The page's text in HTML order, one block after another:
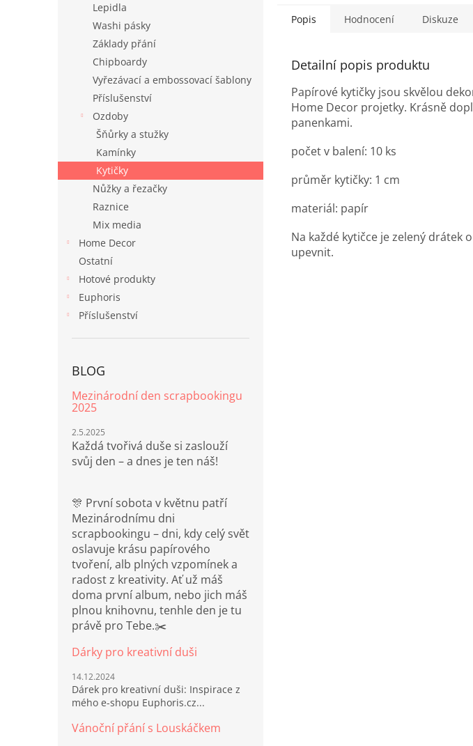
Lepidla
Washi pásky
Základy přání
Chipboardy
Vyřezávací a embossovací šablony
Příslušenství
Ozdoby
Šňůrky a stužky
Kamínky
Kytičky
Nůžky a řezačky
Raznice
Mix media
Home Decor
Ostatní
Hotové produkty
Euphoris
Příslušenství
BLOG
Mezinárodní den scrapbookingu
2025
2.5.2025
Každá tvořivá duše si zaslouží
svůj den – a dnes je ten náš!
🎊 První sobota v květnu patří
Mezinárodnímu dni
scrapbookingu – dni, kdy celý svět
oslavuje krásu papírového
tvoření, alb plných vzpomínek a
radost z kreativity. Ať už máš
doma první album, nebo jich máš
plnou knihovnu, tenhle den je tu
právě pro Tebe.✂️
Dárky pro kreativní duši
14.12.2024
Dárek pro kreativní duši: Inspirace z
mého e-shopu Euphoris.cz...
Vánoční přání s Louskáčkem
Popis Hodnocení Diskuze
Detailní popis produktu
Papírové kytičky jsou skvělou
Home Decor projetky. Krásně
panenkami.
počet v balení: 10 ks
průměr kytičky: 1 cm
materiál: papír
Na každé kytičce je zelený drátek
upevnit.